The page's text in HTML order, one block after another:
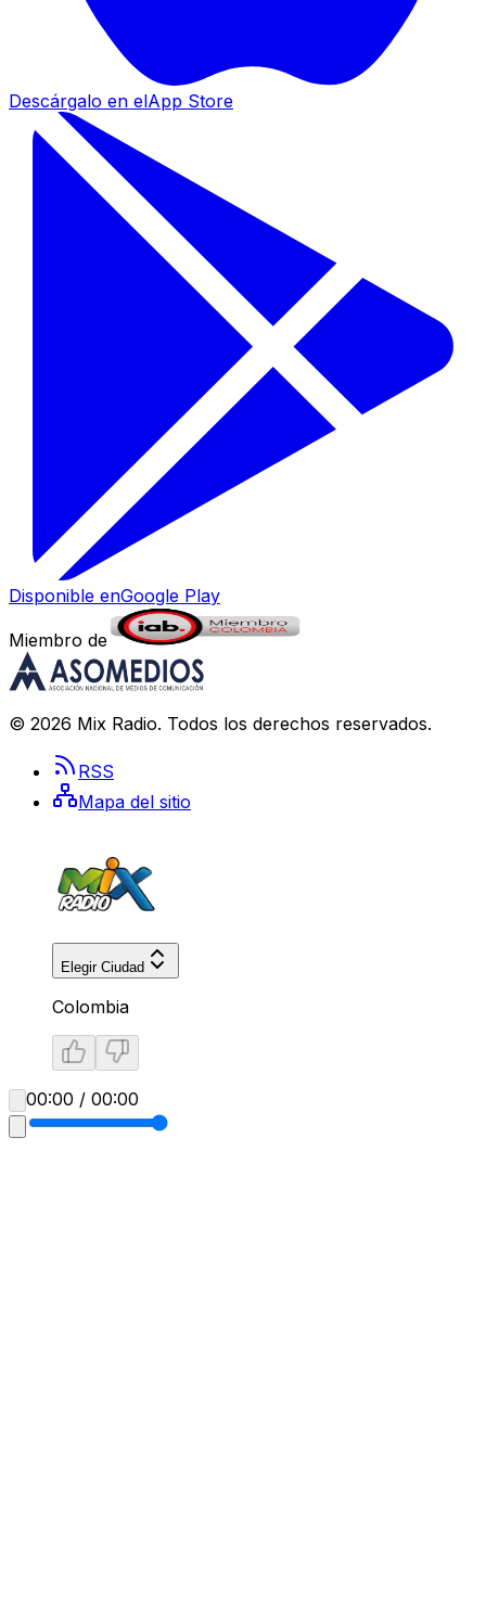
Descárgalo en elApp Store
Disponible enGoogle Play
Miembro de
© 2026 Mix Radio. Todos los derechos reservados.
RSS
Mapa del sitio
Elegir Ciudad
Colombia
00:00 / 00:00